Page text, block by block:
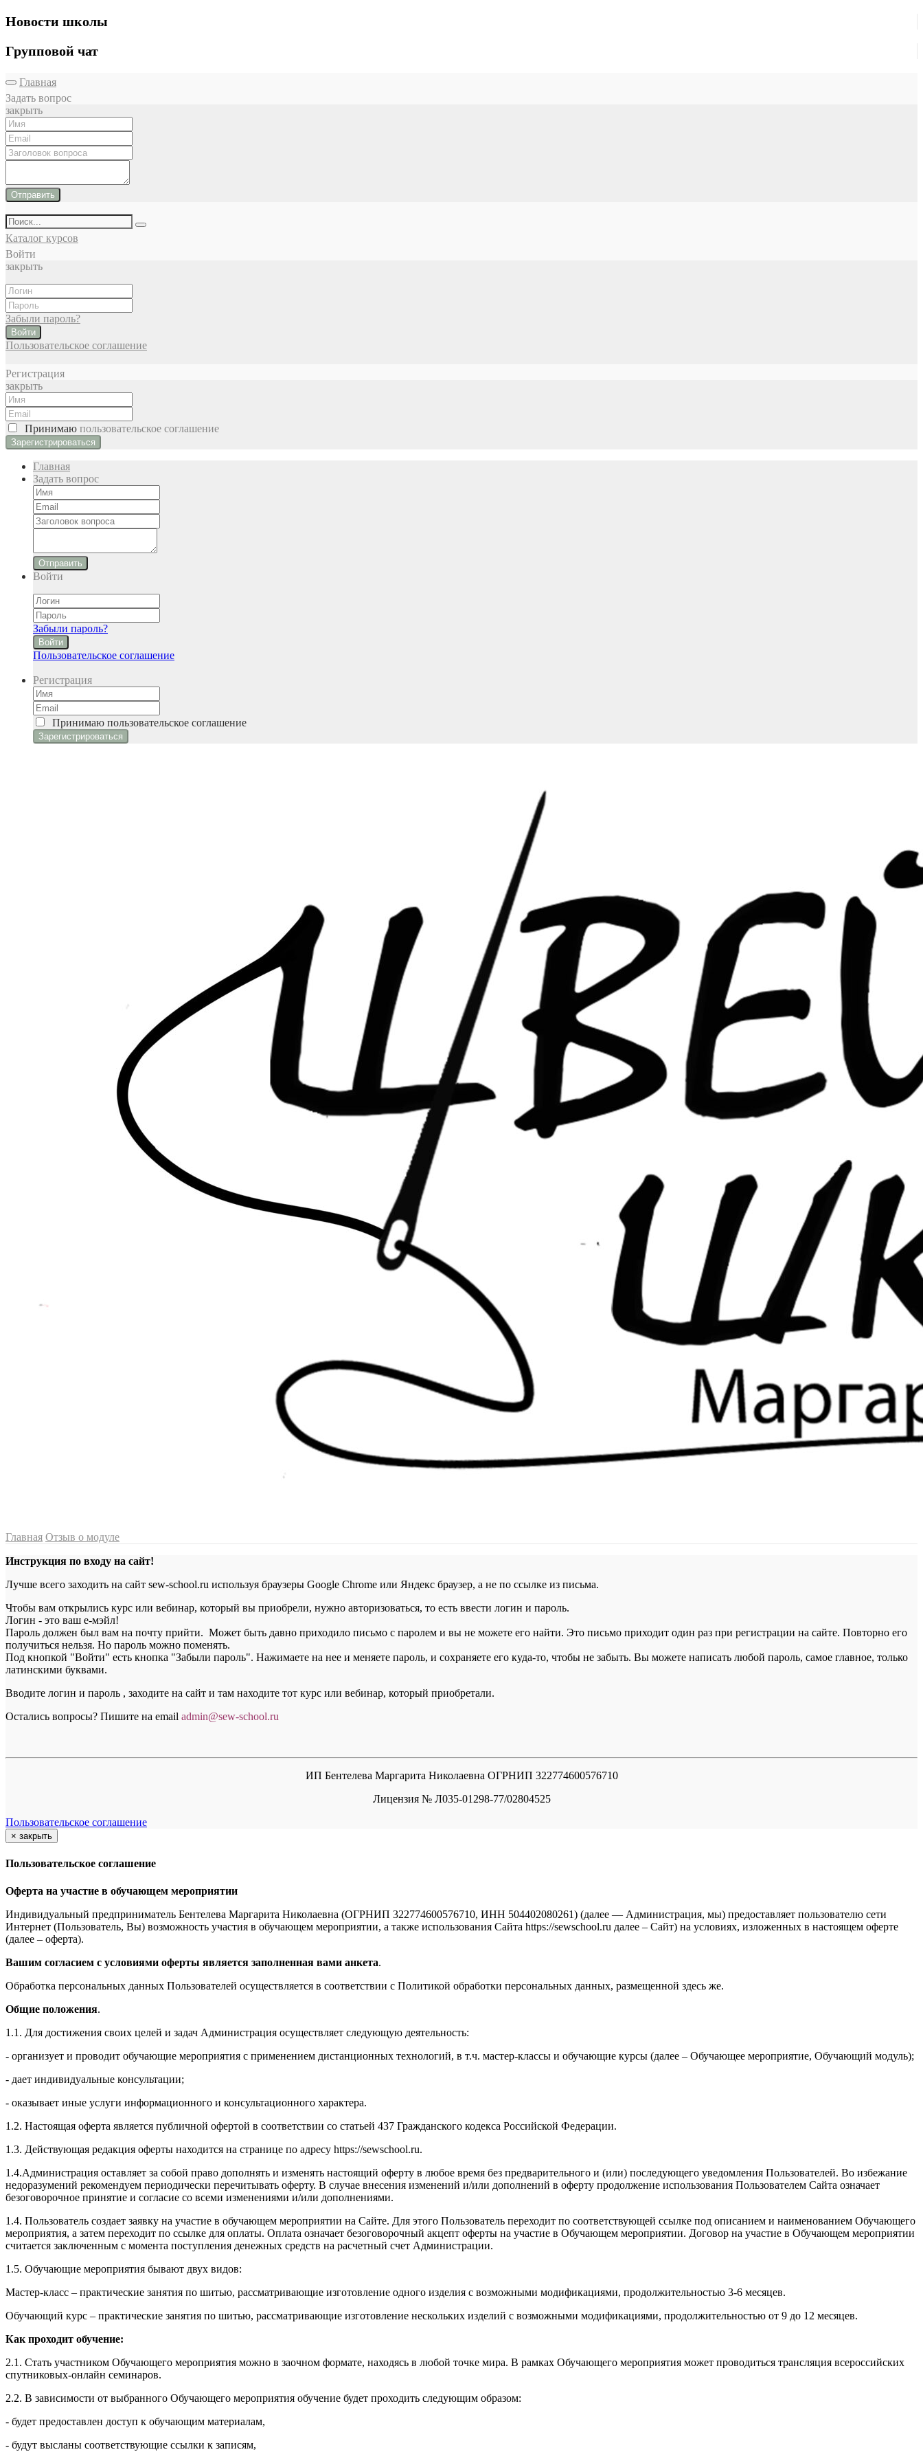
Новости школы
Групповой чат
Главная
Задать вопрос
закрыть
Отправить
Каталог курсов
Войти
закрыть
Забыли пароль?
Войти
Пользовательское соглашение
Регистрация
закрыть
Принимаю пользовательское соглашение
Главная
Задать вопрос
Отправить
Войти
Забыли пароль?
Войти
Пользовательское соглашение
Регистрация
Принимаю пользовательское соглашение
Главная Отзыв о модуле
Инструкция по входу на сайт!
Лучше всего заходить на сайт sew-school.ru используя браузеры Google Chrome или Яндекс браузер, а не по ссылке из письма.
Чтобы вам открылись курс или вебинар, который вы приобрели, нужно авторизоваться, то есть ввести логин и пароль.
Логин - это ваш е-мэйл!
Пароль должен был вам на почту прийти. Может быть давно приходило письмо с паролем и вы не можете его найти. Это письмо приходит один раз при регистрации на сайте. Повторно его
получиться нельзя. Но пароль можно поменять.
Под кнопкой "Войти" есть кнопка "Забыли пароль". Нажимаете на нее и меняете пароль, и сохраняете его куда-то, чтобы не забыть. Вы можете написать любой пароль, самое главное, только
латинскими буквами.
Вводите логин и пароль , заходите на сайт и там находите тот курс или вебинар, который приобретали.
Остались вопросы? Пишите на email admin@sew-school.ru
ИП Бентелева Маргарита Николаевна ОГРНИП 322774600576710
Лицензия № Л035-01298-77/02804525
Пользовательское соглашение
× закрыть
Пользовательское соглашение
Оферта на участие в обучающем мероприятии
Индивидуальный предприниматель Бентелева Маргарита Николаевна (ОГРНИП 322774600576710, ИНН 504402080261) (далее — Администрация, мы) предоставляет пользователю сети
Интернет (Пользователь, Вы) возможность участия в обучающем мероприятии, а также использования Сайта https://sewschool.ru далее – Сайт) на условиях, изложенных в настоящем оферте
(далее – оферта).
Вашим согласием с условиями оферты является заполненная вами анкета.
Обработка персональных данных Пользователей осуществляется в соответствии с Политикой обработки персональных данных, размещенной здесь же.
Общие положения.
1.1. Для достижения своих целей и задач Администрация осуществляет следующую деятельность:
- организует и проводит обучающие мероприятия с применением дистанционных технологий, в т.ч. мастер-классы и обучающие курсы (далее – Обучающее мероприятие, Обучающий модуль);
- дает индивидуальные консультации;
- оказывает иные услуги информационного и консультационного характера.
1.2. Настоящая оферта является публичной офертой в соответствии со статьей 437 Гражданского кодекса Российской Федерации.
1.3. Действующая редакция оферты находится на странице по адресу https://sewschool.ru.
1.4.Администрация оставляет за собой право дополнять и изменять настоящий оферту в любое время без предварительного и (или) последующего уведомления Пользователей. Во избежание
недоразумений рекомендуем периодически перечитывать оферту. В случае внесения изменений и/или дополнений в оферту продолжение использования Пользователем Сайта означает
безоговорочное принятие и согласие со всеми изменениями и/или дополнениями.
1.4. Пользователь создает заявку на участие в обучающем мероприятии на Сайте. Для этого Пользователь переходит по соответствующей ссылке под описанием и наименованием Обучающего
мероприятия, а затем переходит по ссылке для оплаты. Оплата означает безоговорочный акцепт оферты на участие в Обучающем мероприятии. Договор на участие в Обучающем мероприятии
считается заключенным с момента поступления денежных средств на расчетный счет Администрации.
1.5. Обучающие мероприятия бывают двух видов:
Мастер-класс – практические занятия по шитью, рассматривающие изготовление одного изделия с возможными модификациями, продолжительностью 3-6 месяцев.
Обучающий курс – практические занятия по шитью, рассматривающие изготовление нескольких изделий с возможными модификациями, продолжительностью от 9 до 12 месяцев.
Как проходит обучение:
2.1. Стать участником Обучающего мероприятия можно в заочном формате, находясь в любой точке мира. В рамках Обучающего мероприятия может проводиться трансляция всероссийских
спутниковых-онлайн семинаров.
2.2. В зависимости от выбранного Обучающего мероприятия обучение будет проходить следующим образом:
- будет предоставлен доступ к обучающим материалам,
- будут высланы соответствующие ссылки к записям,